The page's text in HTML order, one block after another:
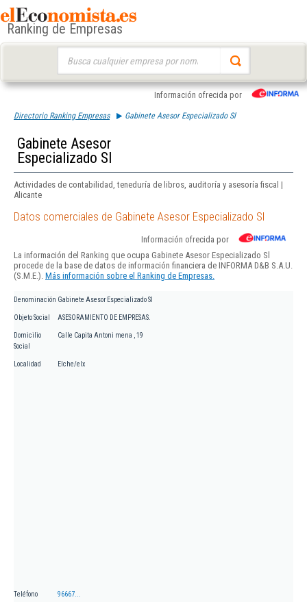
Ranking de Empresas
Información ofrecida por
Directorio Ranking Empresas Gabinete Asesor Especializado Sl
Gabinete Asesor
Especializado Sl
Actividades de contabilidad, teneduría de libros, auditoría y asesoría fiscal |
Alicante
Datos comerciales de Gabinete Asesor Especializado Sl
Información ofrecida por
La información del Ranking que ocupa Gabinete Asesor Especializado Sl
procede de la base de datos de información financiera de INFORMA D&B S.A.U.
(S.M.E.). Más información sobre el Ranking de Empresas.
Denominación Gabinete Asesor Especializado Sl
Objeto Social ASESORAMIENTO DE EMPRESAS.
Domicilio
Social
Calle Capita Antoni mena , 19
Localidad Elche/elx
Teléfono 96667...